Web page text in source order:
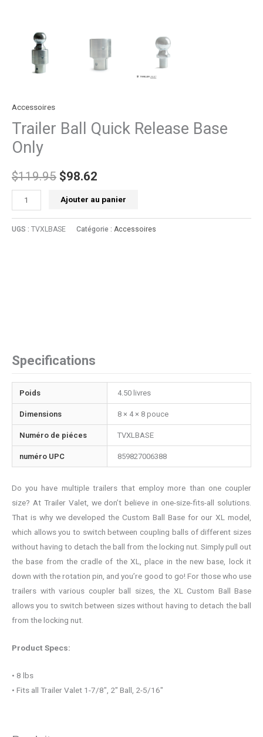
Accessoires
Trailer Ball Quick Release Base
Only
$119.95 $98.62
Ajouter au panier
UGS : TVXLBASE Catégorie : Accessoires
Specifications
Poids 4.50 livres
Dimensions 8 × 4 × 8 pouce
Numéro de piéces TVXLBASE
numéro UPC 859827006388
Do you have multiple trailers that employ more than one coupler
size? At Trailer Valet, we don’t believe in one-size-fits-all solutions.
That is why we developed the Custom Ball Base for our XL model,
which allows you to switch between coupling balls of different sizes
without having to detach the ball from the locking nut. Simply pull out
the base from the cradle of the XL, place in the new base, lock it
down with the rotation pin, and you’re good to go! For those who use
trailers with various coupler ball sizes, the XL Custom Ball Base
allows you to switch between sizes without having to detach the ball
from the locking nut.
Product Specs:
• 8 lbs
• Fits all Trailer Valet 1-7/8″, 2″ Ball, 2-5/16″